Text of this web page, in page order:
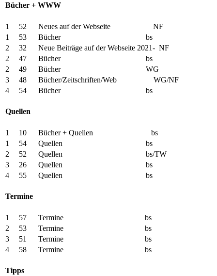
Bücher + WWW
1 52 Neues auf der Webseite NF
1 53 Bücher bs
2 32 Neue Beiträge auf der Webseite 2021- NF
2 47 Bücher bs
2 49 Bücher WG
3 48 Bücher/Zeitschriften/Web WG/NF
4 54 Bücher bs
Quellen
1 10 Bücher + Quellen bs
1 54 Quellen bs
2 52 Quellen bs/TW
3 26 Quellen bs
4 55 Quellen bs
Termine
1 57 Termine bs
2 53 Termine bs
3 51 Termine bs
4 58 Termine bs
Tipps